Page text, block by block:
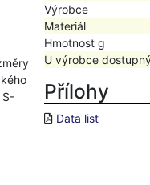
S-
Výrobce
Materiál
Hmotnost g
U výrobce
Přílohy
Data list